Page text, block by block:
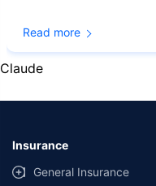
Read more
Claude
Insurance
General Insurance